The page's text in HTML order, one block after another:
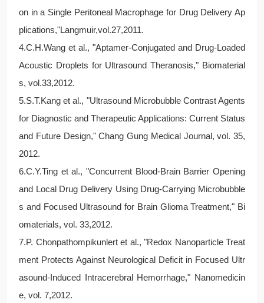
on in a Single Peritoneal Macrophage for Drug Delivery Ap
plications,"Langmuir,vol.27,2011.
4.C.H.Wang et al., "Aptamer-Conjugated and Drug-Loaded
Acoustic Droplets for Ultrasound Theranosis," Biomaterial
s, vol.33,2012.
5.S.T.Kang et al., "Ultrasound Microbubble Contrast Agents
for Diagnostic and Therapeutic Applications: Current Status
and Future Design," Chang Gung Medical Journal, vol. 35,
2012.
6.C.Y.Ting et al., "Concurrent Blood-Brain Barrier Opening
and Local Drug Delivery Using Drug-Carrying Microbubble
s and Focused Ultrasound for Brain Glioma Treatment," Bi
omaterials, vol. 33,2012.
7.P. Chonpathompikunlert et al., "Redox Nanoparticle Treat
ment Protects Against Neurological Deficit in Focused Ultr
asound-Induced Intracerebral Hemorrhage," Nanomedicin
e, vol. 7,2012.